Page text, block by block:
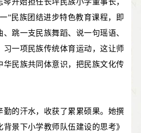
开始担任长坪民族小学董事长，
”民族团结进步特色教育课程，即
跳一支民族舞蹈、说一句瑶语、
习一项民族传统体育运动，这让师
华民族共同体意识，把民族文化传
的汗水，收获了累累硕果。她撰
景下小学教师队伍建设的思考》